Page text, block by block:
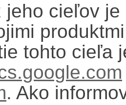
jeho cieľov
tohto cieľa
. Ako